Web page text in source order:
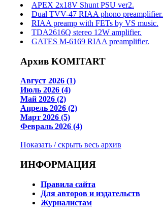
APEX 2x18V Shunt PSU ver2.
Dual TVV-47 RIAA phono preamplifier.
RIAA preamp with FETs by VS music.
TDA2616Q stereo 12W amplifier.
GATES M-6169 RIAA preamplifier.
Архив KOMITART
Август 2026 (1)
Июль 2026 (4)
Май 2026 (2)
Апрель 2026 (2)
Март 2026 (5)
Февраль 2026 (4)
Показать / скрыть весь архив
ИНФОРМАЦИЯ
Правила сайта
Для авторов и издательств
Журналистам